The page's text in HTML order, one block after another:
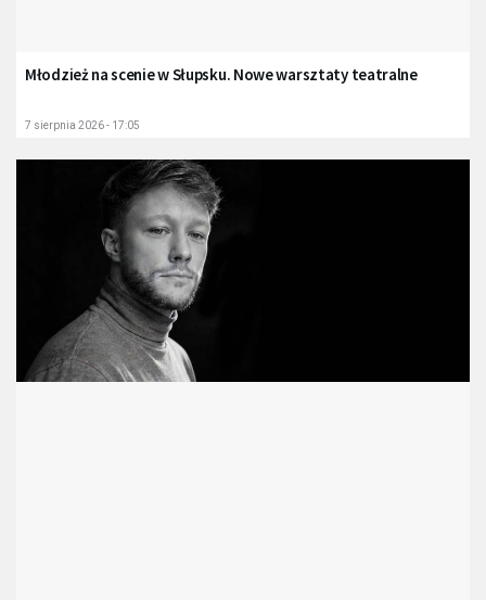
Młodzież na scenie w Słupsku. Nowe warsztaty teatralne
7 sierpnia 2026 - 17:05